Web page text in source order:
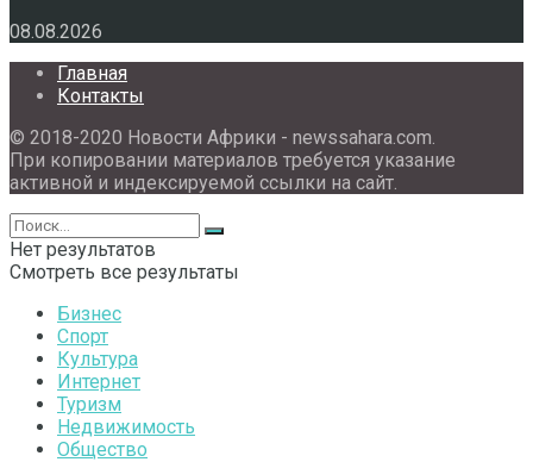
08.08.2026
Главная
Контакты
© 2018-2020 Новости Африки - newssahara.com.
При копировании материалов требуется указание
активной и индексируемой ссылки на сайт.
Нет результатов
Смотреть все результаты
Бизнес
Спорт
Культура
Интернет
Туризм
Недвижимость
Общество